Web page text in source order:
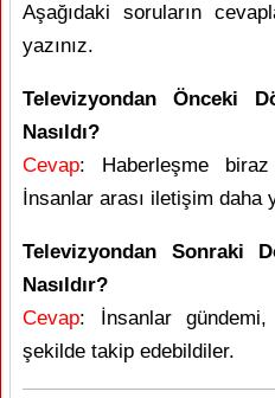
Aşağıdaki soruların
yazınız.
Televizyondan Önceki
Nasıldı?
Cevap: Haberleşme
İnsanlar arası iletişim daha
Televizyondan Sonraki
Nasıldır?
Cevap: İnsanlar
şekilde takip edebildiler.